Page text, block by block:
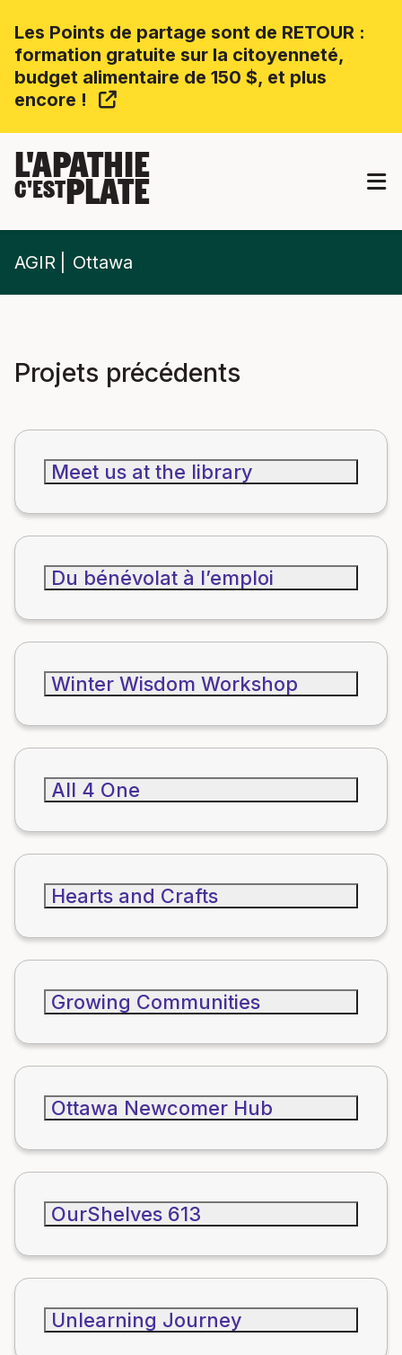
Les Points de partage sont de RETOUR :
formation gratuite sur la citoyenneté,
budget alimentaire de 150 $, et plus
encore !
L'APATHIE
C'ESTPLATE
AGIR Ottawa
Projets précédents
Meet us at the library
Du bénévolat à l’emploi
Winter Wisdom Workshop
All 4 One
Hearts and Crafts
Growing Communities
Ottawa Newcomer Hub
OurShelves 613
Unlearning Journey